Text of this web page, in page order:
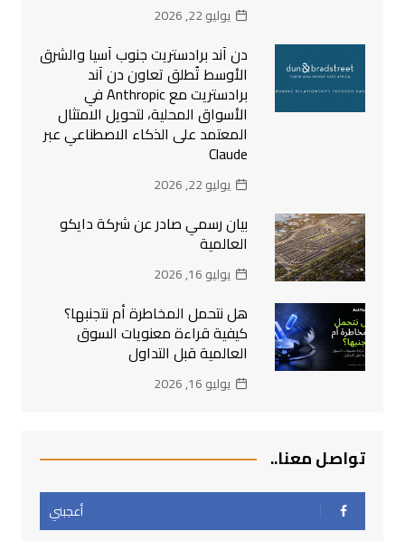
يوليو 22, 2026
دن آند برادستريت جنوب آسيا والشرق
الأوسط تُطلق تعاون دن آند
برادستريت مع Anthropic في
الأسواق المحلية، لتحويل الامتثال
المعتمد على الذكاء الاصطناعي عبر
Claude
يوليو 22, 2026
بيان رسمي صادر عن شركة دايكو
العالمية
يوليو 16, 2026
هل نتحمل المخاطرة أم نتجنبها؟
كيفية قراءة معنويات السوق
العالمية قبل التداول
يوليو 16, 2026
تواصل معنا..
أعجبني